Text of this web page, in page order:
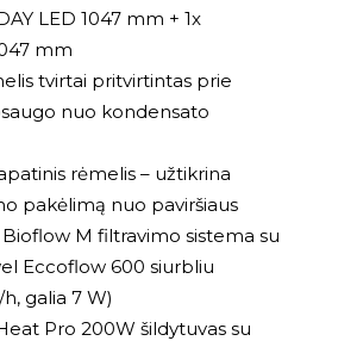
LED 1047 mm + 1x
mm
tvirtai pritvirtintas prie
nuo kondensato
rėmelis – užtikrina
pakėlimą nuo paviršiaus
M filtravimo sistema su
Eccoflow 600 siurbliu
galia 7 W)
Pro 200W šildytuvas su